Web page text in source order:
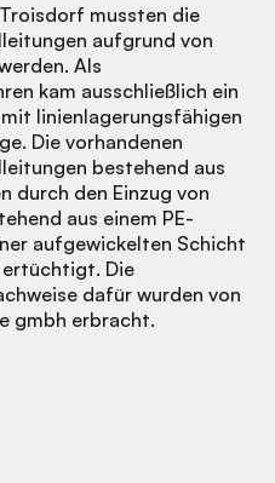
mussten die
aufgrund von
Als
kam ausschließlich ein
linienlagerungsfähigen
Die vorhandenen
bestehend aus
durch den Einzug von
aus einem PE-
aufgewickelten Schicht
ertüchtigt. Die
dafür wurden von
gmbh erbracht.